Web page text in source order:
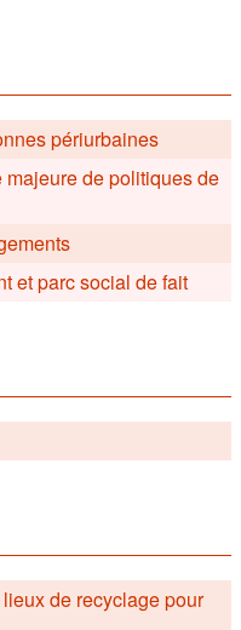
périurbaines
de politiques de
et parc social de fait
de recyclage pour